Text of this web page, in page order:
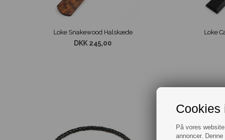
Cookies
På vores
annoncer.
Loke Snakewood Halskæde
DKK 245,00
Loke